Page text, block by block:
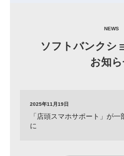
NEWS
ソフトバンクシ
お知
2025年11月19日
「店頭スマホサポート」が
に